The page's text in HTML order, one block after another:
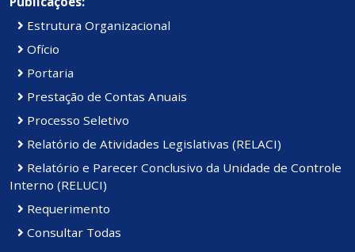
Estrutura Organizacional
Ofício
Portaria
Prestação de Contas Anuais
Processo Seletivo
Relatório de Atividades Legislativas (RELACI)
Relatório e Parecer Conclusivo da Unidade de Controle
Interno (RELUCI)
Requerimento
Consultar Todas